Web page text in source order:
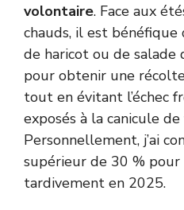
volontaire. Face aux
chauds, il est
de haricot ou de
pour obtenir une
tout en évitant l’échec
exposés à la canicule
Personnellement, j’ai
supérieur de 30 % pour
tardivement en 2025.